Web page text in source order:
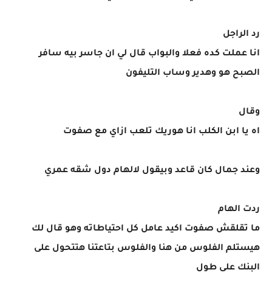
رد الراجل
انا عملت كده فعلا والبواب قال لي ان جاسر بيه سافر
الصبح هو وهدير وساب التليفون
وقال
اه يا ابن الكلب انا هوريك تلعب ازاي مع صفوت
وعند جمال كان قاعد وبيقول لالهام دول شقه عمري
ردت الهام
ما تقلقش صفوت اكيد عامل كل احتياطاته وهو قال لك
هيستلم الفلوس من هنا والفلوس بتاعتنا هتتحول على
البنك على طول